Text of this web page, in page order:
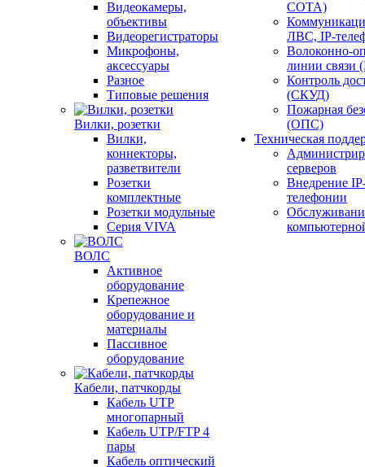
Видеокамеры,
объективы
Видеорегистраторы
Микрофоны,
аксессуары
Разное
Типовые решения
Вилки, розетки
Вилки,
коннекторы,
разветвители
Розетки
комплектные
Розетки модульные
Серия VIVA
ВОЛС
Активное
оборудование
Крепежное
оборудование и
материалы
Пассивное
оборудование
Кабели, патчкорды
Кабель UTP
многопарный
Кабель UTP/FTP 4
пары
Кабель оптический
СОТА)
ЛВС, IP-
Волоконно-
линии
Контроль
(СКУД)
Пожарная
(ОПС)
Техническая
серверов
Внедрение
телефонии